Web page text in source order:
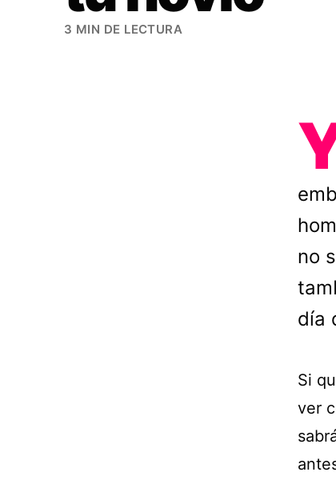
3 MIN DE LECTURA
no
día
Si
ver